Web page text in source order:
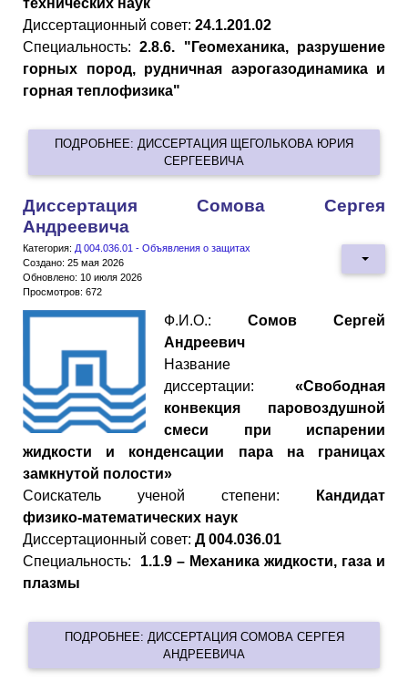
Диссертационный совет: 24.1.201.02
Специальность:2.8.6. "Геомеханика, разрушение
горных пород, рудничная аэрогазодинамика и
горная теплофизика"
ПОДРОБНЕЕ: ДИССЕРТАЦИЯ ЩЕГОЛЬКОВА ЮРИЯ
СЕРГЕЕВИЧА
Диссертация Сомова Сергея
Андреевича
Категория: Д 004.036.01 - Объявления о защитах
Создано: 25 мая 2026
Обновлено: 10 июля 2026
Просмотров: 672
Ф.И.О.: Сомов Сергей
Андреевич
Название
диссертации: «Свободная
конвекция паровоздушной
смеси при испарении
жидкости и конденсации пара на границах
замкнутой полости»
Cоискатель ученой степени:
Кандидат
физико-математических наук
Диссертационный совет: Д 004.036.01
Специальность: 1.1.9 – Механика жидкости, газа и
плазмы
ПОДРОБНЕЕ: ДИССЕРТАЦИЯ СОМОВА СЕРГЕЯ
АНДРЕЕВИЧА